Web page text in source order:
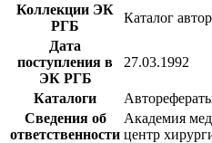
Коллекции ЭК
РГБ
Каталог
Дата
поступления в
ЭК РГБ
27.03.1992
Каталоги
Сведения об
ответственности
Академия
центр